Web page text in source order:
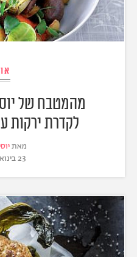
מהמטבח של
לקדרת ירקות
מאת
23 בינואר 2025